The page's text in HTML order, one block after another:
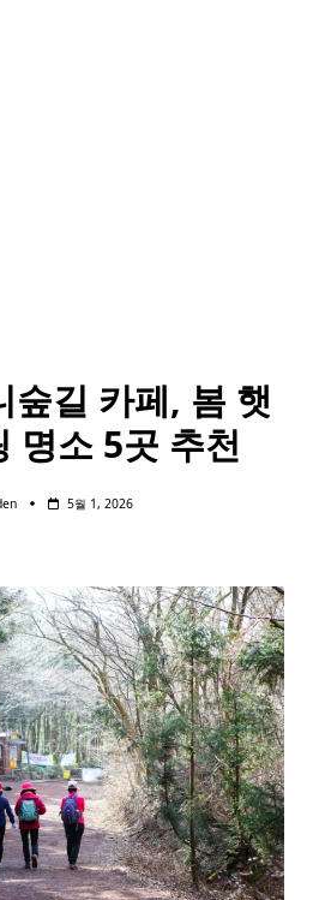
숲길 카페, 봄 햇
명소 5곳 추천
5월 1, 2026